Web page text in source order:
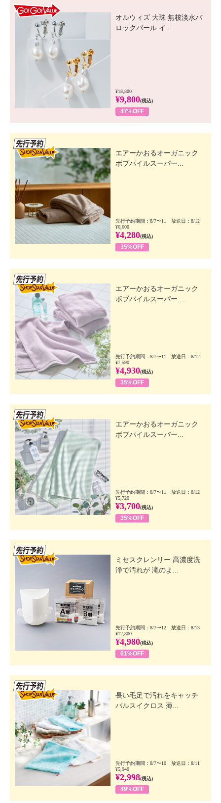
オルウィズ 大珠 無核淡水バ
ロックパール イ...
¥18,800
¥9,800(税込)
47%OFF
エアーかおるオーガニック
ボブパイルスーパー...
先行予約期間：8/7〜11 放送日：8/12
¥6,600
¥4,280(税込)
35%OFF
エアーかおるオーガニック
ボブパイルスーパー...
先行予約期間：8/7〜11 放送日：8/12
¥7,590
¥4,930(税込)
35%OFF
エアーかおるオーガニック
ボブパイルスーパー...
先行予約期間：8/7〜11 放送日：8/12
¥5,720
¥3,700(税込)
35%OFF
ミセスクレンリー 高濃度洗
浄で汚れが 滝のよ...
先行予約期間：8/7〜12 放送日：8/13
¥12,800
¥4,980(税込)
61%OFF
長い毛足で汚れをキャッチ
パルスイクロス 薄...
先行予約期間：8/7〜10 放送日：8/11
¥5,940
¥2,998(税込)
49%OFF